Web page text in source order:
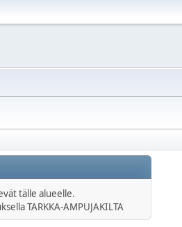
tälle alueelle.
TARKKA-AMPUJAKILTA